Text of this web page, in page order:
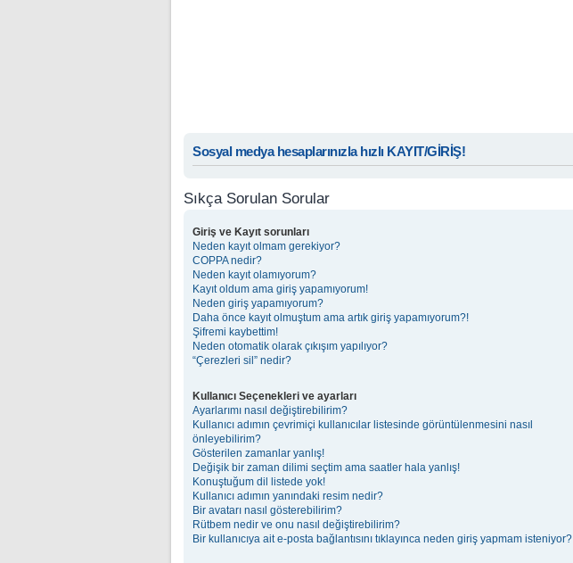
Sosyal medya hesaplarınızla hızlı KAYIT/GİRİŞ!
Sıkça Sorulan Sorular
Giriş ve Kayıt sorunları
Neden kayıt olmam gerekiyor?
COPPA nedir?
Neden kayıt olamıyorum?
Kayıt oldum ama giriş yapamıyorum!
Neden giriş yapamıyorum?
Daha önce kayıt olmuştum ama artık giriş yapamıyorum?!
Şifremi kaybettim!
Neden otomatik olarak çıkışım yapılıyor?
“Çerezleri sil” nedir?
Kullanıcı Seçenekleri ve ayarları
Ayarlarımı nasıl değiştirebilirim?
Kullanıcı adımın çevrimiçi kullanıcılar listesinde görüntülenmesini nasıl
önleyebilirim?
Gösterilen zamanlar yanlış!
Değişik bir zaman dilimi seçtim ama saatler hala yanlış!
Konuştuğum dil listede yok!
Kullanıcı adımın yanındaki resim nedir?
Bir avatarı nasıl gösterebilirim?
Rütbem nedir ve onu nasıl değiştirebilirim?
Bir kullanıcıya ait e-posta bağlantısını tıklayınca neden giriş yapmam isteniyor?